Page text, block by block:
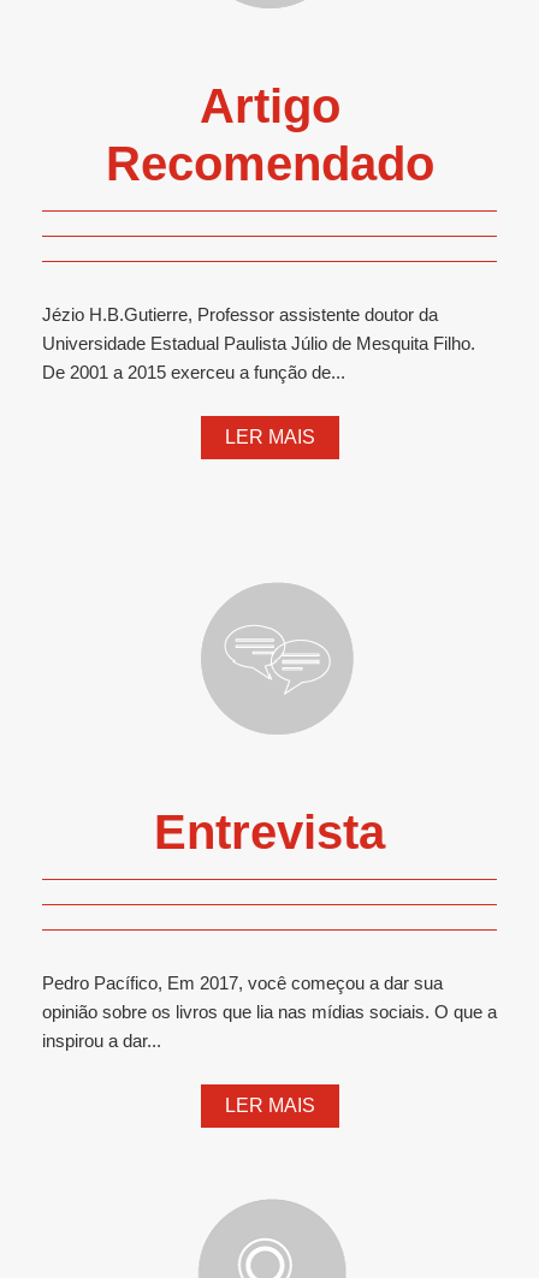
Artigo
Recomendado
Jézio H.B.Gutierre, Professor assistente doutor da
Universidade Estadual Paulista Júlio de Mesquita Filho.
De 2001 a 2015 exerceu a função de...
LER MAIS
Entrevista
Pedro Pacífico, Em 2017, você começou a dar sua
opinião sobre os livros que lia nas mídias sociais. O que a
inspirou a dar...
LER MAIS